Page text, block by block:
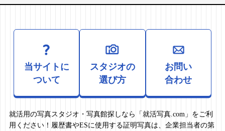
当サイトに
ついて
スタジオの
選び方
お問い
合わせ
就活用の写真スタジオ・写真館探しなら「就活写真.com」をご利
用ください！履歴書やESに使用する証明写真は、企業担当者の第